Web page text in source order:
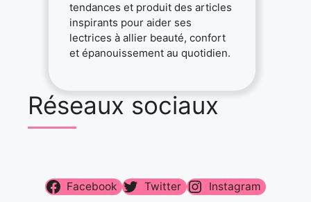
tendances et produit des articles
inspirants pour aider ses
lectrices à allier beauté, confort
et épanouissement au quotidien.
Réseaux sociaux
Facebook Twitter Instagram